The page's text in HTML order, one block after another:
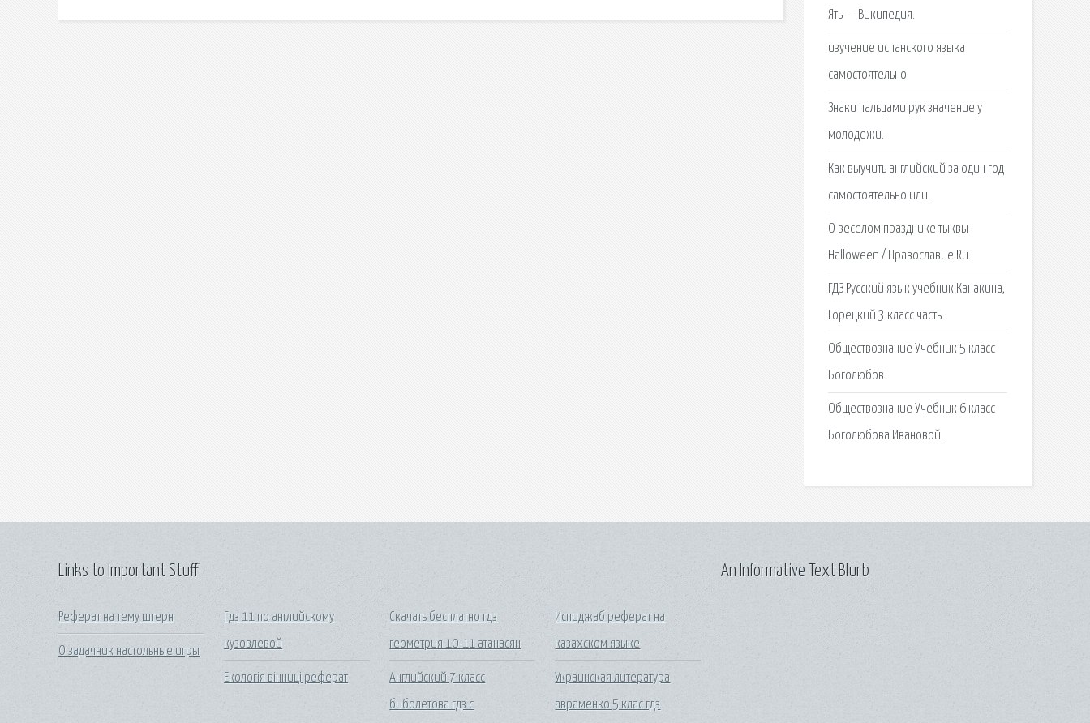
Ять — Википедия.
изучение испанского языка
самостоятельно.
Знаки пальцами рук значение у
молодежи.
Как выучить английский за один год
самостоятельно или.
О веселом празднике тыквы
Halloween / Православие.Ru.
ГДЗ Русский язык учебник Канакина,
Горецкий 3 класс часть.
Обществознание Учебник 5 класс
Боголюбов.
Обществознание Учебник 6 класс
Боголюбова Ивановой.
Links to Important Stuff
Реферат на тему штерн
О задачник настольные игры
Гдз 11 по английскому
кузовлевой
Екологія вінниці реферат
Скачать бесплатно гдз
геометрия 10-11 атанасян
Английский 7 класс
биболетова гдз с
Испиджаб реферат на
казахском языке
Украинская литература
авраменко 5 клас гдз
An Informative Text Blurb